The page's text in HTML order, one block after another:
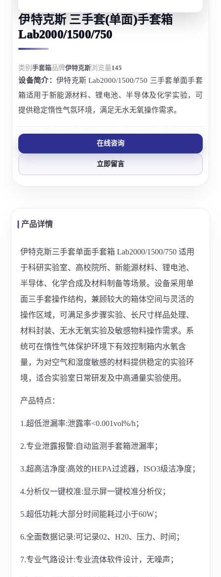
伊特克斯 三手套(单面)手套箱
Lab2000/1500/750
类别手套箱品牌伊特克斯浏览量145
设备简介： 伊特克斯 Lab2000/1500/750 三手套单面手套
箱适用于新能源材料、锂电池、半导体及化学实验，可
提供稳定惰性气氛环境，满足无水无氧操作需求。
在线咨询
立即留言
产品详情
伊特克斯三手套单面手套箱 Lab2000/1500/750 适用
于科研实验室、高校院所、新能源材料、锂电池、
半导体、化学合成及材料制备等场景。设备采用单
面三手套操作结构，兼顾较大的箱体空间与灵活的
操作区域，可满足多步骤实验、长尺寸样品处理、
材料封装、无水无氧实验及敏感物料操作需求。系
统可在惰性气体保护环境下有效控制箱内水氧含
量，为对空气和湿度敏感的材料提供稳定的实验环
境，适合实验室日常研发及中高通量实验使用。
产品特点：
1.超低泄漏率:泄露率<0.001vol%/h；
2.专业泄露报警:自动监测手套箱泄漏率；
3.超高洁净度:高效的HEPA过滤器，ISO3级洁净度；
4.分析仪一键校准:显示屏一键校准分析仪；
5.超低功耗:大部分时间能耗过小于60W；
6.全面数据记录:可记录02、H20、压力、时间；
7.专业气路设计:专业流体软件设计，无噪声；